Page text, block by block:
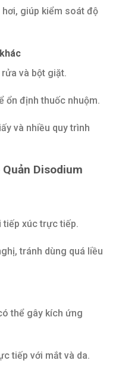
giúp kiểm soát độ
và bột giặt.
ổn định thuốc nhuộm.
và nhiều quy trình
Disodium
tiếp xúc trực tiếp.
tránh dùng quá liều
thể gây kích ứng
tiếp với mắt và da.